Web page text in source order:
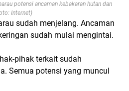
potensi ancaman kebakaran hutan dan
Internet)
sudah menjelang. Ancaman
sudah mulai mengintai.
pihak terkait sudah
Semua potensi yang muncul